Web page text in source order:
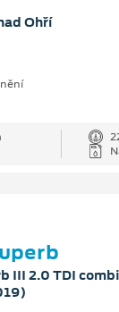
Ohří
III 2.0 TDI